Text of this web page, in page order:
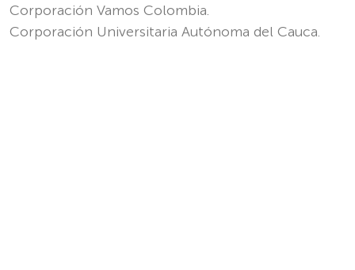
Corporación Vamos Colombia.
Corporación Universitaria Autónoma del Cauca.